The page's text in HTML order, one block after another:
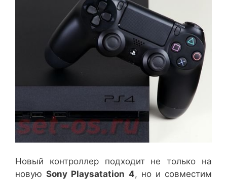
Новый контроллер подходит не только на
новуюSony Playsatation 4, но и совместим